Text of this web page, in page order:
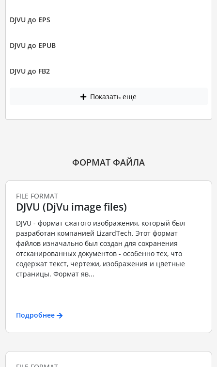
DJVU до EPS
DJVU до EPUB
DJVU до FB2
Показать еще
ФОРМАТ ФАЙЛА
FILE FORMAT
DJVU (DjVu image files)
DJVU - формат сжатого изображения, который был
разработан компанией LizardTech. Этот формат
файлов изначально был создан для сохранения
отсканированных документов - особенно тех, что
содержат текст, чертежи, изображения и цветные
страницы. Формат яв...
Подробнее